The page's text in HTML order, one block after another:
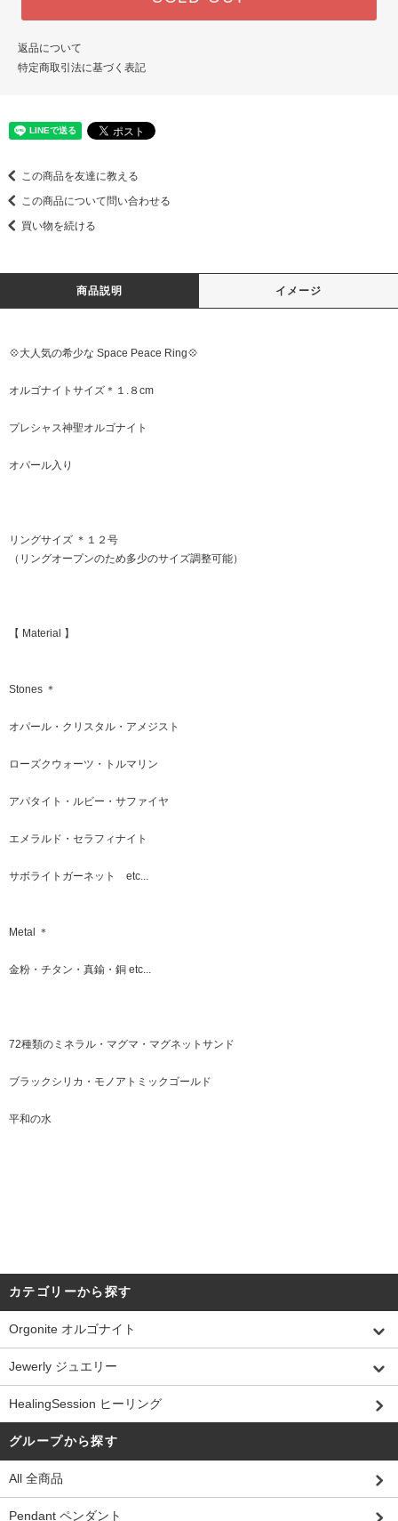
返品について
特定商取引法に基づく表記
この商品を友達に教える
この商品について問い合わせる
買い物を続ける
商品説明 イメージ
💠大人気の希少な Space Peace Ring💠
オルゴナイトサイズ＊１.８cm
プレシャス神聖オルゴナイト
オパール入り
リングサイズ ＊１２号
（リングオープンのため多少のサイズ調整可能）
【 Material 】
Stones ＊
オパール・クリスタル・アメジスト
ローズクウォーツ・トルマリン
アパタイト・ルビー・サファイヤ
エメラルド・セラフィナイト
サボライトガーネット etc...
Metal ＊
金粉・チタン・真鍮・銅 etc...
72種類のミネラル・マグマ・マグネットサンド
ブラックシリカ・モノアトミックゴールド
平和の水
カテゴリーから探す
Orgonite オルゴナイト
Jewerly ジュエリー
HealingSession ヒーリング
グループから探す
All 全商品
Pendant ペンダント